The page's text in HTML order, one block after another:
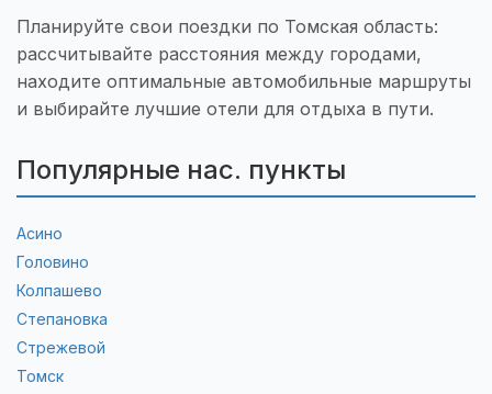
Планируйте свои поездки по Томская область:
рассчитывайте расстояния между городами,
находите оптимальные автомобильные маршруты
и выбирайте лучшие отели для отдыха в пути.
Популярные нас. пункты
Асино
Головино
Колпашево
Степановка
Стрежевой
Томск